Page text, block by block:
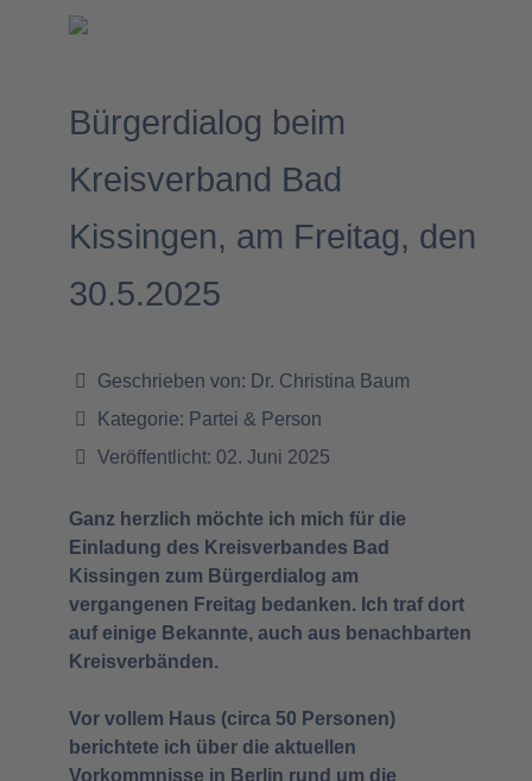
Bürgerdialog beim
Kreisverband Bad
Kissingen, am Freitag, den
30.5.2025
Geschrieben von: Dr. Christina Baum
Kategorie: Partei & Person
Veröffentlicht: 02. Juni 2025
Ganz herzlich möchte ich mich für die
Einladung des Kreisverbandes Bad
Kissingen zum Bürgerdialog am
vergangenen Freitag bedanken. Ich traf dort
auf einige Bekannte, auch aus benachbarten
Kreisverbänden.
Vor vollem Haus (circa 50 Personen)
berichtete ich über die aktuellen
Vorkommnisse in Berlin rund um die